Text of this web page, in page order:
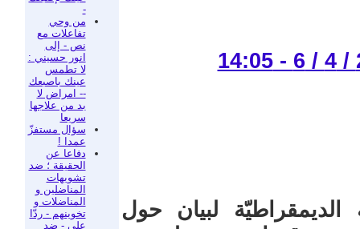
-
من وحي
تفاعلات مع
نص - إلى
انور حسيني :
لا تطمس
عينك باصبعك
-- امراض لا
بد من علاجها
سريعا
سؤال مستفزّ
عمدا !
دفاعا عن
الحقيقة ؛ ضد
تشويهات
المناضلين و
المناضلات و
تخوينهم - ردّا
على - ضد
الديمقراطيّة لبيان حول